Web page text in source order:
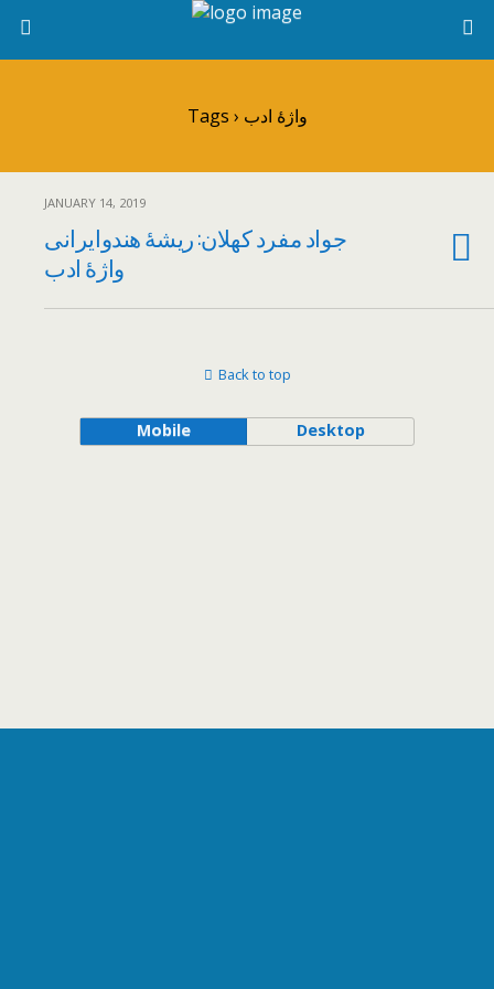
Tags › واژۀ ادب
JANUARY 14, 2019
جواد مفرد کهلان: ریشۀ هندوایرانی
واژۀ ادب
Back to top
Mobile Desktop